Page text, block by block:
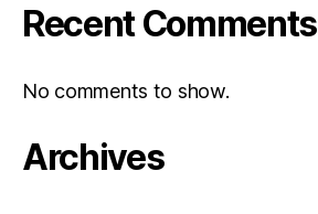
Recent Comments
No comments to show.
Archives